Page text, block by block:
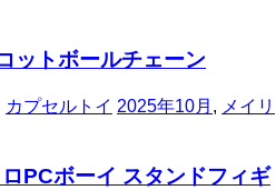
ットボールチェーン
カプセルトイ 2025年10月 , メイリ
PCボーイ スタンドフィギ